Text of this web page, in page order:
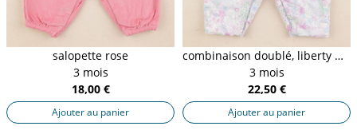
salopette rose
3 mois
18,00 €
Ajouter au panier
combinaison doublé, liberty multicolore
3 mois
22,50 €
Ajouter au panier